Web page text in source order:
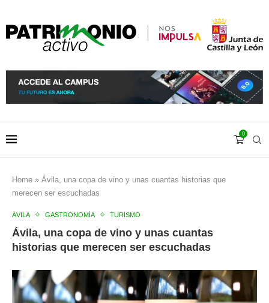
0
Home » Ávila, una copa de vino y unas cuantas historias que
merecen ser escuchadas
ÁVILA GASTRONOMÍA TURISMO
Ávila, una copa de vino y unas cuantas
historias que merecen ser escuchadas